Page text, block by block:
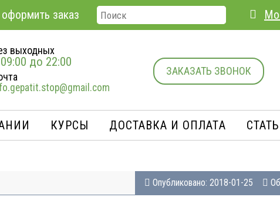
заказ
выходных
до 22:00
ЗАКАЗАТЬ ЗВОНОК
КУРСЫ ДОСТАВКА И ОПЛАТA
Опубликовано: 2018-01-25